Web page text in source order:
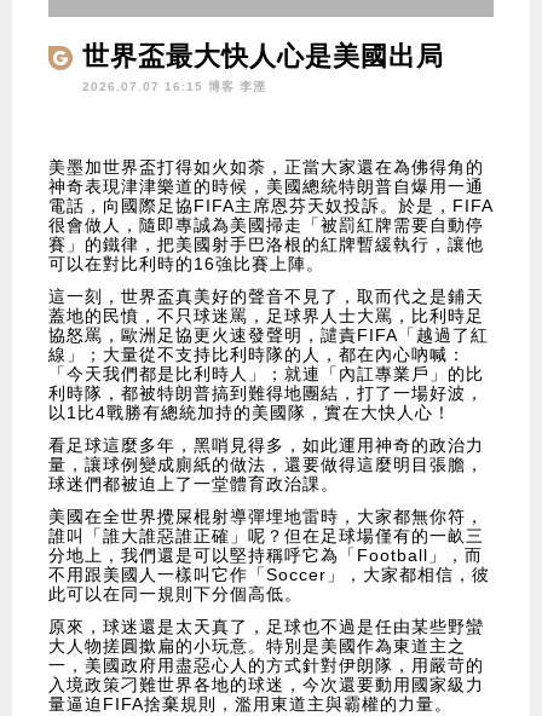
世界盃最大快人心是美國出局
2026.07.07 16:15 博客 李湮
美墨加世界盃打得如火如荼，正當大家還在為佛得角的
神奇表現津津樂道的時候，美國總統特朗普自爆用一通
電話，向國際足協FIFA主席恩芬天奴投訴。於是，FIFA
很會做人，隨即專誠為美國掃走「被罰紅牌需要自動停
賽」的鐵律，把美國射手巴洛根的紅牌暫緩執行，讓他
可以在對比利時的16強比賽上陣。
這一刻，世界盃真美好的聲音不見了，取而代之是鋪天
蓋地的民憤，不只球迷罵，足球界人士大罵，比利時足
協怒罵，歐洲足協更火速發聲明，譴責FIFA「越過了紅
線」；大量從不支持比利時隊的人，都在內心吶喊：
「今天我們都是比利時人」；就連「內訌專業戶」的比
利時隊，都被特朗普搞到難得地團結，打了一場好波，
以1比4戰勝有總統加持的美國隊，實在大快人心！
看足球這麼多年，黑哨見得多，如此運用神奇的政治力
量，讓球例變成廁紙的做法，還要做得這麼明目張膽，
球迷們都被迫上了一堂體育政治課。
美國在全世界攪屎棍射導彈埋地雷時，大家都無你符，
誰叫「誰大誰惡誰正確」呢？但在足球場僅有的一畝三
分地上，我們還是可以堅持稱呼它為「Football」，而
不用跟美國人一樣叫它作「Soccer」，大家都相信，彼
此可以在同一規則下分個高低。
原來，球迷還是太天真了，足球也不過是任由某些野蠻
大人物搓圓撳扁的小玩意。特別是美國作為東道主之
一，美國政府用盡惡心人的方式針對伊朗隊，用嚴苛的
入境政策刁難世界各地的球迷，今次還要動用國家級力
量逼迫FIFA捨棄規則，濫用東道主與霸權的力量。